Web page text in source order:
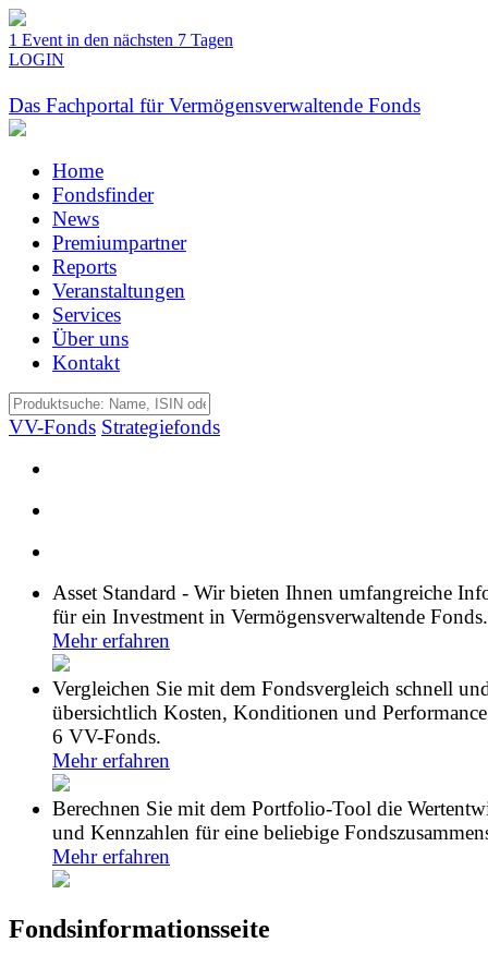
1 Event in den nächsten 7 Tagen
LOGIN
Das Fachportal für Vermögensverwaltende Fonds
Home
Fondsfinder
News
Premiumpartner
Reports
Veranstaltungen
Services
Über uns
Kontakt
VV-Fonds Strategiefonds
Asset Standard - Wir bieten Ihnen umfangreiche
für ein Investment in Vermögensverwaltende Fonds.
Mehr erfahren
Vergleichen Sie mit dem Fondsvergleich schnell
übersichtlich Kosten, Konditionen und
6 VV-Fonds.
Mehr erfahren
Berechnen Sie mit dem Portfolio-Tool die
und Kennzahlen für eine beliebige
Mehr erfahren
Fondsinformationsseite